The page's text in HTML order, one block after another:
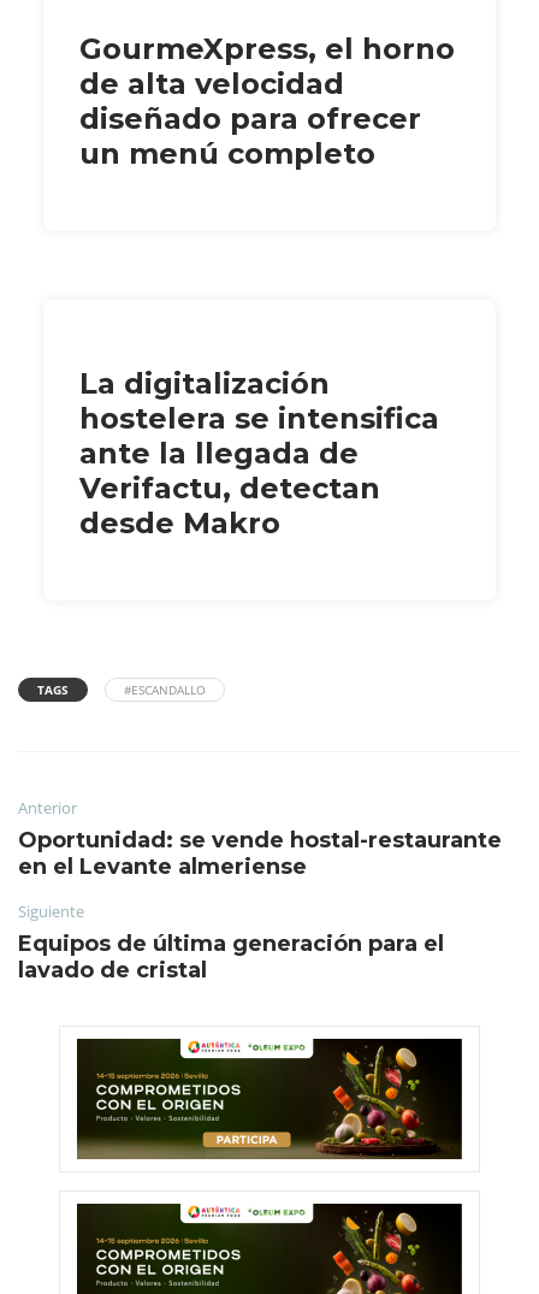
GourmeXpress, el horno
de alta velocidad
diseñado para ofrecer
un menú completo
La digitalización
hostelera se intensifica
ante la llegada de
Verifactu, detectan
desde Makro
TAGS #ESCANDALLO
Anterior
Oportunidad: se vende hostal-restaurante
en el Levante almeriense
Siguiente
Equipos de última generación para el
lavado de cristal